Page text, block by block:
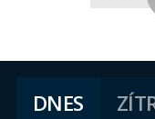
DNES